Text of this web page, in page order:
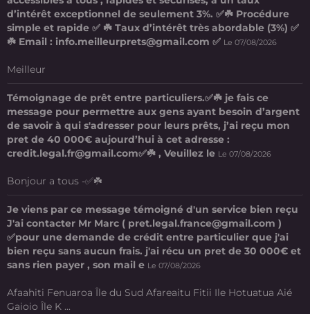
d’intérêt exceptionnel de seulement 3%. ✅☘️ Procédure
simple et rapide ✅ ☘️ Taux d’intérêt très abordable (3%) ✅
☘️ Email : info.meilleurprets@gmail.com ✅ Le 07/08/2026
Meilleur
Témoignage de prêt entre particuliers.✅☘️ je fais ce
message pour permettre aux gens ayant besoin d’argent
de savoir à qui s'adresser pour leurs prêts, j’ai reçu mon
pret de 40 000€ aujourd’hui à cet adresse :
credit.legal.fr@gmail.com✅☘️ , Veuillez le Le 07/08/2026
Bonjour a tous -✅☘️
Je viens par ce message témoigné d'un service bien reçu
J'ai contacter Mr Marc ( pret.legal.france@gmail.com )
✅pour une demande de crédit entre particulier que j'ai
bien reçu sans aucun frais. j'ai récu un pret de 30 000€ et
sans rien payer , son mail e Le 07/08/2026
Afaahiti Fenuaroa Île du Sud Afareaitu Fitii Ile Hotuatua Aié
Gaioio Île K ...